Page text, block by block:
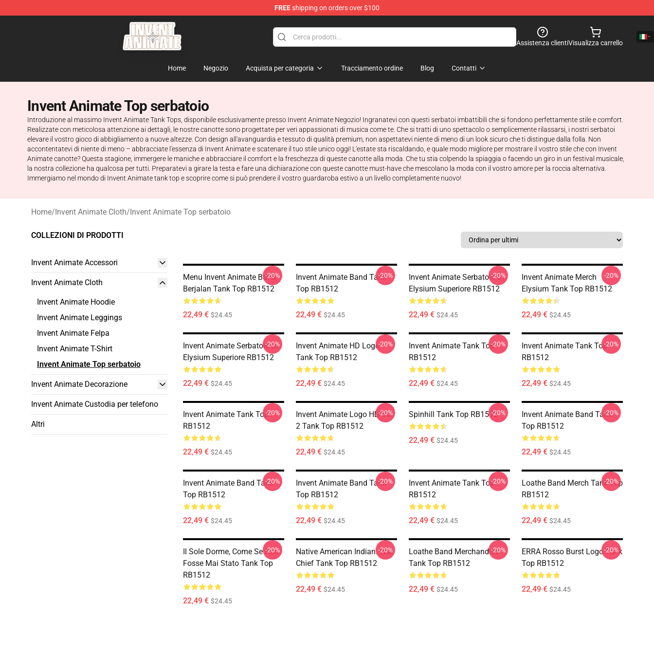
FREEshipping on orders over $100
Invent Animate Shop - Official Invent Animate Merchandise Store
Assistenza clientiVisualizza carrello
Home Negozio Acquista per categoria Tracciamento ordine Blog Contatti
Invent Animate Top serbatoio
Introduzione al massimo Invent Animate Tank Tops, disponibile esclusivamente presso Invent Animate Negozio! Ingranatevi con questi serbatoi imbattibili che si fondono perfettamente stile e comfort.
Realizzate con meticolosa attenzione ai dettagli, le nostre canotte sono progettate per veri appassionati di musica come te. Che si tratti di uno spettacolo o semplicemente rilassarsi, i nostri serbatoi
elevare il vostro gioco di abbigliamento a nuove altezze. Con design all'avanguardia e tessuto di qualità premium, non aspettatevi niente di meno di un look sicuro che ti distingue dalla folla. Non
accontentatevi di niente di meno – abbracciate l'essenza di Invent Animate e scatenare il tuo stile unico oggi! L'estate sta riscaldando, e quale modo migliore per mostrare il vostro stile che con Invent
Animate canotte? Questa stagione, immergere le maniche e abbracciare il comfort e la freschezza di queste canotte alla moda. Che tu stia colpendo la spiaggia o facendo un giro in un festival musicale,
la nostra collezione ha qualcosa per tutti. Preparatevi a girare la testa e fare una dichiarazione con queste canotte must-have che mescolano la moda con il vostro amore per la roccia alternativa.
Immergiamo nel mondo di Invent Animate tank top e scoprire come si può prendere il vostro guardaroba estivo a un livello completamente nuovo!
Home/Invent Animate Cloth/Invent Animate Top serbatoio
COLLEZIONI DI PRODOTTI
Invent Animate Accessori
Invent Animate Cloth
Invent Animate Hoodie
Invent Animate Leggings
Invent Animate Felpa
Invent Animate T-Shirt
Invent Animate Top serbatoio
Invent Animate Decorazione
Invent Animate Custodia per telefono
Altri
Menu Invent Animate Band
Berjalan Tank Top RB1512
22,49 € $24.45
-20%
Invent Animate Band Tank
Top RB1512
22,49 € $24.45
-20%
Invent Animate Serbatoio Di
Elysium Superiore RB1512
22,49 € $24.45
-20%
Invent Animate Merch
Elysium Tank Top RB1512
22,49 € $24.45
-20%
Invent Animate Serbatoio Di
Elysium Superiore RB1512
22,49 € $24.45
-20%
Invent Animate HD Logo
Tank Top RB1512
22,49 € $24.45
-20%
Invent Animate Tank Top
RB1512
22,49 € $24.45
-20%
Invent Animate Tank Top
RB1512
22,49 € $24.45
-20%
Invent Animate Tank Top
RB1512
22,49 € $24.45
-20%
Invent Animate Logo HD Ver.
2 Tank Top RB1512
22,49 € $24.45
-20% Spinhill Tank Top RB1512
22,49 € $24.45
-20%
Invent Animate Band Tank
Top RB1512
22,49 € $24.45
-20%
Invent Animate Band Tank
Top RB1512
22,49 € $24.45
-20%
Invent Animate Band Tank
Top RB1512
22,49 € $24.45
-20%
Invent Animate Tank Top
RB1512
22,49 € $24.45
-20%
Loathe Band Merch Tank Top
RB1512
22,49 € $24.45
-20%
Il Sole Dorme, Come Se Non
Fosse Mai Stato Tank Top
RB1512
22,49 € $24.45
-20%
Native American Indian: War
Chief Tank Top RB1512
22,49 € $24.45
-20%
Loathe Band Merchandise
Tank Top RB1512
22,49 € $24.45
-20%
ERRA Rosso Burst Logo Tank
Top RB1512
22,49 € $24.45
-20%